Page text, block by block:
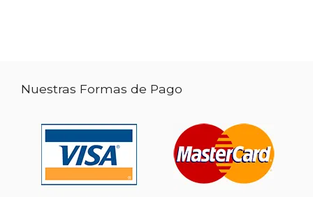
Nuestras Formas de Pago